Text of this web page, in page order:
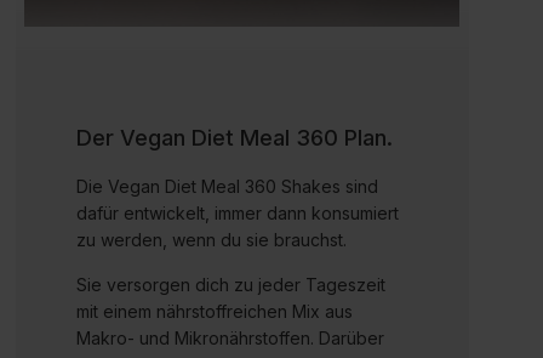
Der Vegan Diet Meal 360 Plan.
Die Vegan Diet Meal 360 Shakes sind
dafür entwickelt, immer dann konsumiert
zu werden, wenn du sie brauchst.
Sie versorgen dich zu jeder Tageszeit
mit einem nährstoffreichen Mix aus
Makro- und Mikronährstoffen. Darüber